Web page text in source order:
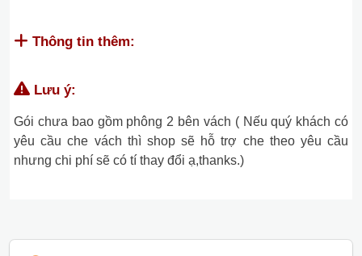
Thông tin thêm:
Lưu ý:
Gói chưa bao gồm phông 2 bên vách ( Nếu quý khách có
yêu cầu che vách thì shop sẽ hỗ trợ che theo yêu cầu
nhưng chi phí sẽ có tí thay đổi ạ,thanks.)